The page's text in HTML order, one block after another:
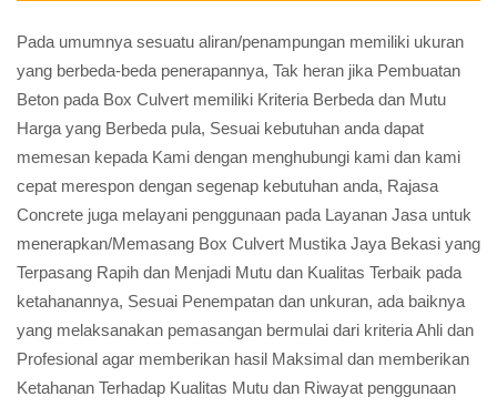
Pada umumnya sesuatu aliran/penampungan memiliki ukuran
yang berbeda-beda penerapannya, Tak heran jika Pembuatan
Beton pada Box Culvert memiliki Kriteria Berbeda dan Mutu
Harga yang Berbeda pula, Sesuai kebutuhan anda dapat
memesan kepada Kami dengan menghubungi kami dan kami
cepat merespon dengan segenap kebutuhan anda, Rajasa
Concrete juga melayani penggunaan pada Layanan Jasa untuk
menerapkan/Memasang Box Culvert Mustika Jaya Bekasi yang
Terpasang Rapih dan Menjadi Mutu dan Kualitas Terbaik pada
ketahanannya, Sesuai Penempatan dan unkuran, ada baiknya
yang melaksanakan pemasangan bermulai dari kriteria Ahli dan
Profesional agar memberikan hasil Maksimal dan memberikan
Ketahanan Terhadap Kualitas Mutu dan Riwayat penggunaan